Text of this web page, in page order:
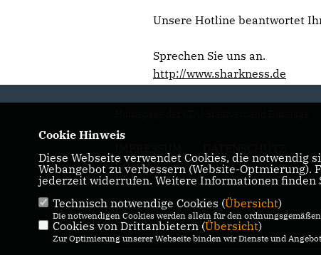
Unsere Hotline beantwortet
Sprechen Sie uns an.
http://www.sharkness.de
KONTAKT
Cookie Hinweis
Diese Webseite verwendet Cookies, die
Webangebot zu verbessern (Website-
jederzeit widerrufen. Weitere Informationen finden
Technisch notwendige Cookies (Übersicht)
Die notwendigen Cookies werden allein für den
Cookies von Drittanbietern (Übersicht)
Zur Optimierung unserer Webseite binden wir Dienste und